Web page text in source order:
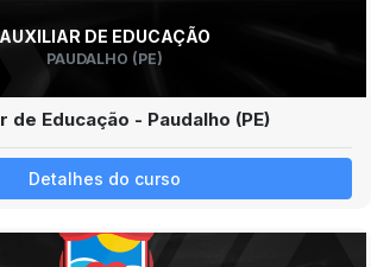
AUXILIAR DE EDUCAÇÃO
PAUDALHO (PE)
de Educação - Paudalho (PE)
Detalhes do curso